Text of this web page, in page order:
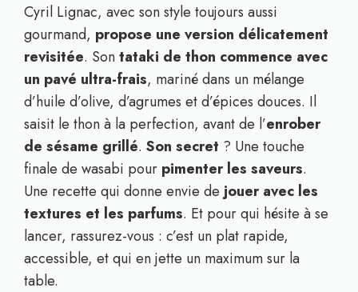
Cyril Lignac, avec son style toujours aussi
gourmand, propose une version délicatement
revisitée. Sontataki de thon commence avec
un pavé ultra-frais, mariné dans un mélange
d’huile d’olive, d’agrumes et d’épices douces. Il
saisit le thon à la perfection, avant de l’enrober
de sésame grillé. Son secret ? Une touche
finale de wasabi pour pimenter les saveurs.
Une recette qui donne envie de jouer avec les
textures et les parfums. Et pour qui hésite à se
lancer, rassurez-vous : c’est un plat rapide,
accessible, et qui en jette un maximum sur la
table.